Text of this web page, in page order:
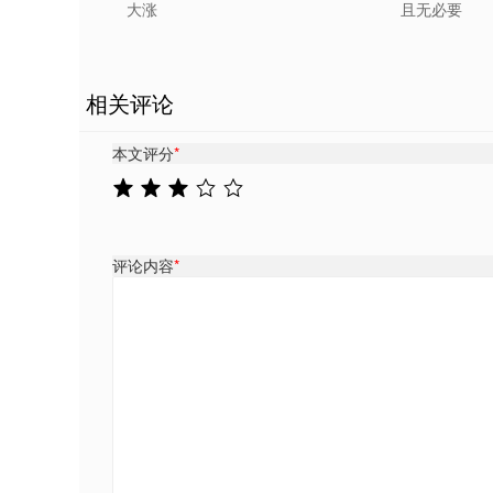
大涨 且无必要
相关评论
本文评分*
评论内容*